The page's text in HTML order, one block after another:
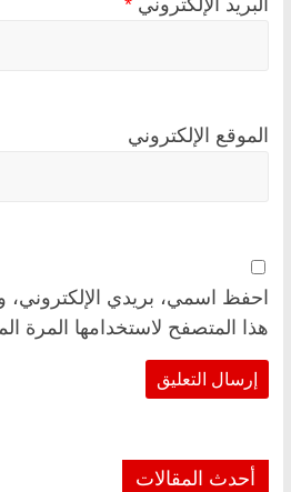
الموقع الإلكتروني
احفظ اسمي، بريدي الإلكتروني،
هذا المتصفح لاستخدامها المرة
أحدث المقالات